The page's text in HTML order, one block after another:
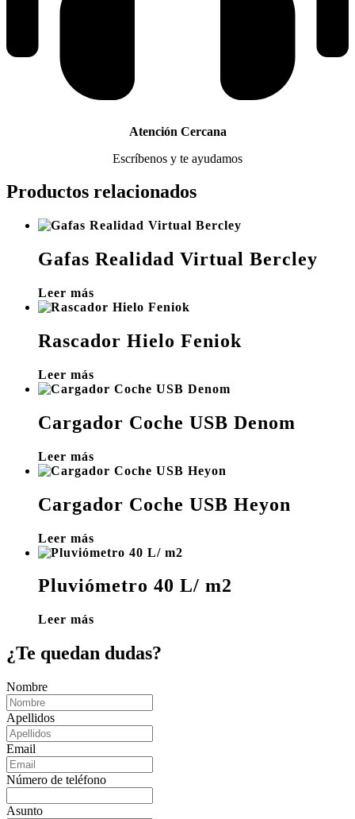
Atención Cercana
Escríbenos y te ayudamos
Productos relacionados
Gafas Realidad Virtual Bercley
Leer más
Rascador Hielo Feniok
Leer más
Cargador Coche USB Denom
Leer más
Cargador Coche USB Heyon
Leer más
Pluviómetro 40 L/ m2
Leer más
¿Te quedan dudas?
Nombre
Apellidos
Email
Número de teléfono
Asunto